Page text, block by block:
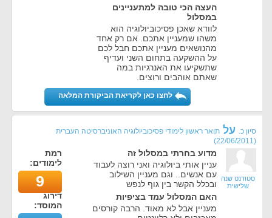
העצה הכי טובה למתעניינים
במסלול
לוודא שאכן פסיכוביולוגיה הוא
משהו שמעניין אתכם. אם רק אחד
מהנושאים מעניין אתכם חבל לכם
על ההשקעה בתחום השני ועדיף
שתשקיעו את האנרגיות במה
שאתם אוהבים ורוצים.
לחצו כאן לקריאת הביקורת המלאה
סיון כ. על תואר ראשון לימודי פסיכוביולוגיה האוניברסיטה העברית
(
22/06/2011
)
סטודנט שנה
שלישית
מדוע בחרתי במסלול זה
עניין אותי ביולוגיה ואני רוצה לעבוד
עם אנשים.. וגם מעניין השילוב
ובכלל הקשר בין גוף לנפש
האם המסלול עמד בציפיות
מעניין אבל לא מאוד. הרבה קורסים
רמת
לימודים:
9
דירוג
המוסד: